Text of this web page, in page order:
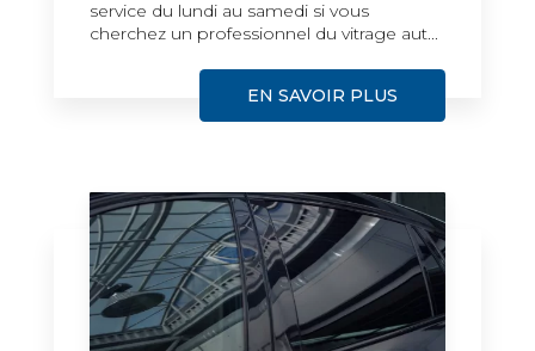
service du lundi au samedi si vous
cherchez un professionnel du vitrage aut...
EN SAVOIR PLUS